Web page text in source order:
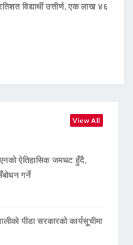
विद्यार्थी उत्तीर्ण, एक लाख ४६
View All
ऐतिहासिक जमघट हुँदै,
गर्ने
पीडा सरकारको कार्यसूचीमा